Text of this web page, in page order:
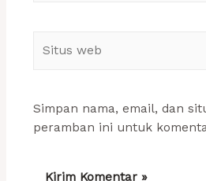
web
Simpan nama, email, dan
peramban ini untuk